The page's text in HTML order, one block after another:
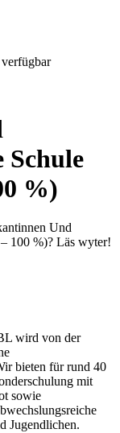
%)
Und
100 %)? Läs wyter!
wird von der
bieten für rund 40
mit
sowie
Jugendlichen.